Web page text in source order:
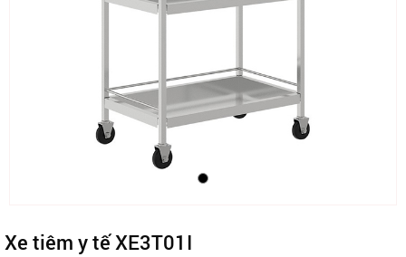
Xe tiêm y tế XE3T01I